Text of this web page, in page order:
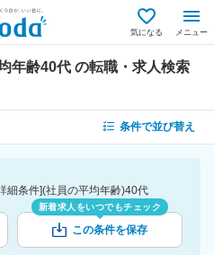
気になる メニュー
年齢40代 の転職・求人検索
条件で並び替え
条件](社員の平均年齢)40代
新着求人をいつでもチェック
この条件を保存